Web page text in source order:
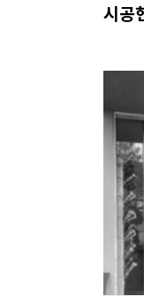
시공